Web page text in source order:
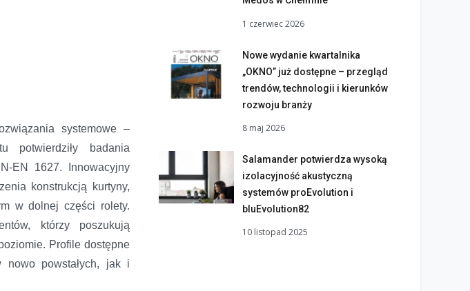
systemowe –
potwierdziły badania
EN 1627. Innowacyjny
konstrukcją kurtyny,
w dolnej części rolety.
którzy poszukują
Profile dostępne
powstałych, jak i
1 czerwiec 2026
Nowe wydanie kwartalnika
„OKNO” już dostępne – przegląd
trendów, technologii i kierunków
rozwoju branży
8 maj 2026
Salamander potwierdza wysoką
izolacyjność akustyczną
systemów proEvolution i
bluEvolution82
10 listopad 2025